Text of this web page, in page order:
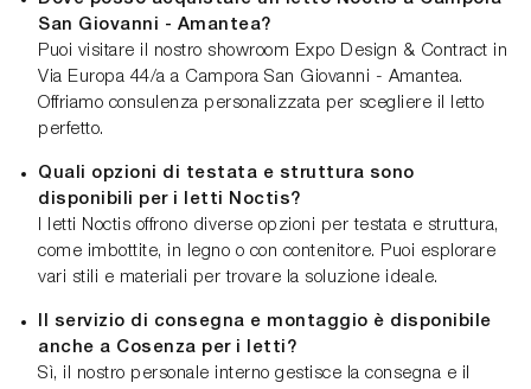
San Giovanni - Amantea?
Puoi visitare il nostro showroom Expo Design & Contract in
Via Europa 44/a a Campora San Giovanni - Amantea.
Offriamo consulenza personalizzata per scegliere il letto
perfetto.
Quali opzioni di testata e struttura sono
disponibili per i letti Noctis?
I letti Noctis offrono diverse opzioni per testata e struttura,
come imbottite, in legno o con contenitore. Puoi esplorare
vari stili e materiali per trovare la soluzione ideale.
Il servizio di consegna e montaggio è disponibile
anche a Cosenza per i letti?
Sì, il nostro personale interno gestisce la consegna e il